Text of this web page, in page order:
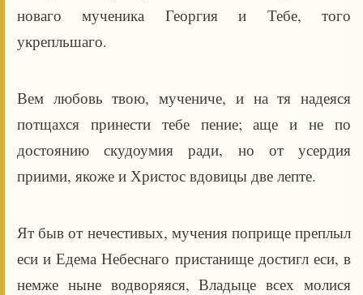
новаго мученика Георгия и Тебе, того
укрепльшаго.
Вем любовь твою, мучениче, и на тя надеяся
потщахся принести тебе пение; аще и не по
достоянию скудоумия ради, но от усердия
приими, якоже и Христос вдовицы две лепте.
Ят быв от нечестивых, мучения поприще преплыл
еси и Едема Небеснаго пристанище достигл еси, в
немже ныне водворяяся, Владыце всех молися